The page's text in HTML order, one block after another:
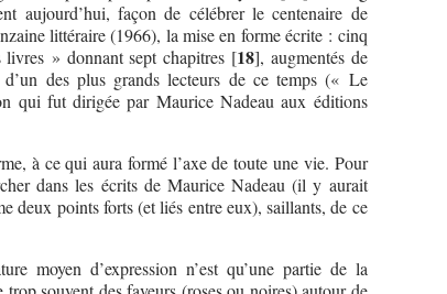
aujourd’hui, façon de célébrer le centenaire de
littéraire (1966), la mise en forme écrite : cinq
» donnant sept chapitres[18], augmentés de
des plus grands lecteurs de ce temps (« Le
qui fut dirigée par Maurice Nadeau aux éditions
à ce qui aura formé l’axe de toute une vie. Pour
dans les écrits de Maurice Nadeau (il y aurait
deux points forts (et liés entre eux), saillants, de ce
moyen d’expression n’est qu’une partie de la